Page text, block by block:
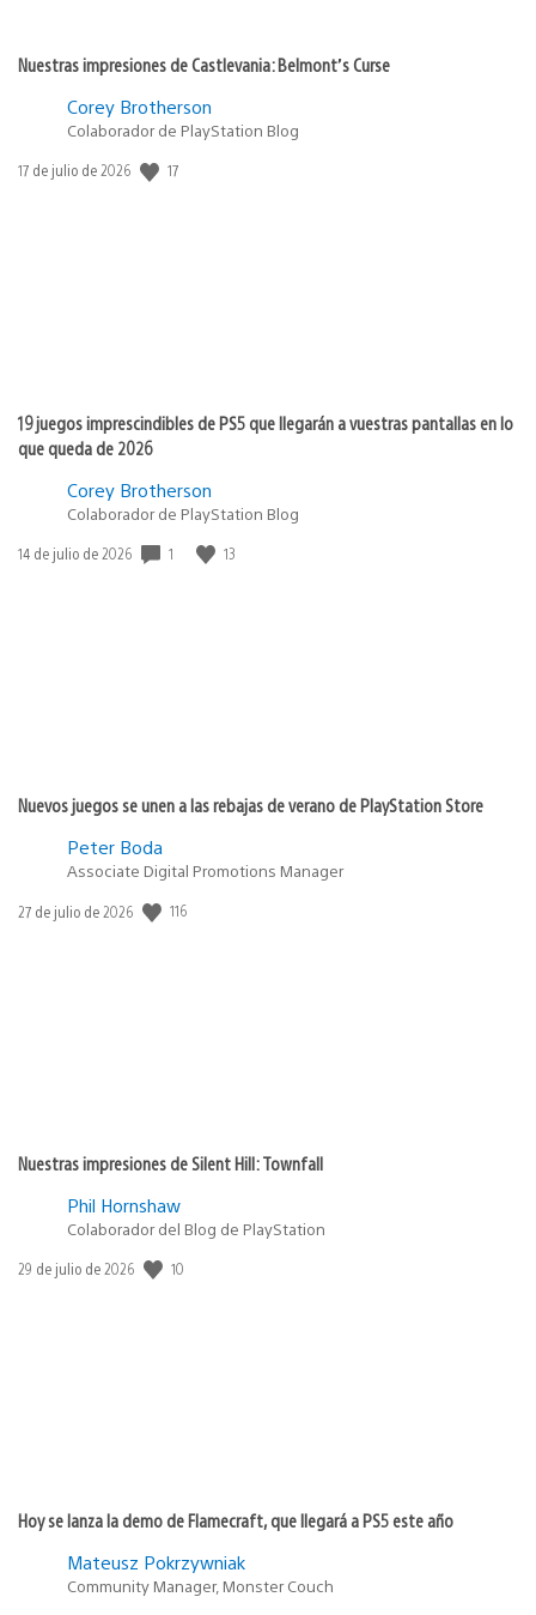
Nuestras impresiones de Castlevania: Belmont’s Curse
Corey Brotherson
Colaborador de PlayStation Blog
Fecha
17 de julio de 2026 17
19 juegos imprescindibles de PS5 que llegarán a vuestras pantallas en lo
que queda de 2026
Corey Brotherson
Colaborador de PlayStation Blog
Fecha
14 de julio de 2026 1 13
Nuevos juegos se unen a las rebajas de verano de PlayStation Store
Peter Boda
Associate Digital Promotions Manager
Fecha
27 de julio de 2026 116
Nuestras impresiones de Silent Hill: Townfall
Phil Hornshaw
Colaborador del Blog de PlayStation
Fecha
29 de julio de 2026 10
Hoy se lanza la demo de Flamecraft, que llegará a PS5 este año
Mateusz Pokrzywniak
Community Manager, Monster Couch